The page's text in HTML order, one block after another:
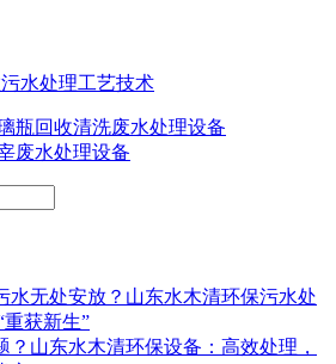
水处理工艺技术
瓶回收清洗废水处理设备
废水处理设备
水无处安放？山东水木清环保污水处
获新生”
？山东水木清环保设备：高效处理，